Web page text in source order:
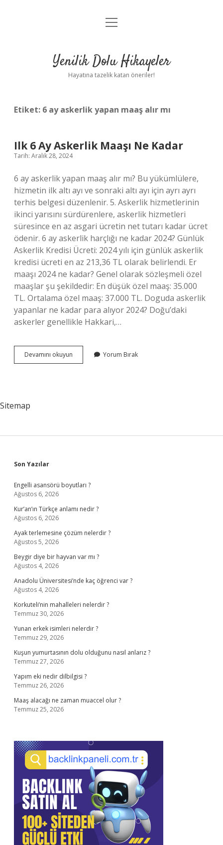
Anasayfa
Yasal Uyarı
menüyü
Yenilik Dolu Hikayeler
Hayatına tazelik katan öneriler!
Etiket: 6 ay askerlik yapan maaş alır mı
Ilk 6 Ay Askerlik Maaşı Ne Kadar
Tarih: Aralık 28, 2024
6 ay askerlik yapan maaş alır mı? Bu yükümlülere,
hizmetin ilk altı ayı ve sonraki altı ayı için ayrı ayrı
terhis belgesi düzenlenir. 5. Askerlik hizmetlerinin
ikinci yarısını sürdürenlere, askerlik hizmetleri
süresince en az asgari ücretin net tutarı kadar ücret
ödenir. 6 ay askerlik harçlığı ne kadar 2024? Günlük
Askerlik Kredisi Ücreti: 2024 yılı için günlük askerlik
kredisi ücreti en az 213,36 TL olarak belirlendi. Er
maaşı 2024 ne kadar? Genel olarak sözleşmeli özel
maaşlar şu şekildedir: En düşük özel maaş: 35.000
TL. Ortalama özel maaş: 37.000 TL. Doguda askerlik
yapanlar ne kadar para alıyor 2024? Doğu’daki
askerler genellikle Hakkari,…
Devamını okuyun
6
Yorum Bırak
Sitemap
Sidebar
Son Yazılar
Engelli asansörü boyutları ?
Ağustos 6, 2026
Kur’an’ın Türkçe anlamı nedir ?
Ağustos 6, 2026
Ayak terlemesine çözüm nelerdir ?
Ağustos 5, 2026
Beygir diye bir hayvan var mı ?
Ağustos 4, 2026
Anadolu Üniversitesi’nde kaç öğrenci var ?
Ağustos 4, 2026
Korkuteli’nin mahalleleri nelerdir ?
Temmuz 30, 2026
Yunan erkek isimleri nelerdir ?
Temmuz 29, 2026
Kuşun yumurtasının dolu olduğunu nasıl anlarız ?
Temmuz 27, 2026
Yapım eki nedir dilbilgisi ?
Temmuz 26, 2026
Maaş alacağı ne zaman muaccel olur ?
Temmuz 25, 2026